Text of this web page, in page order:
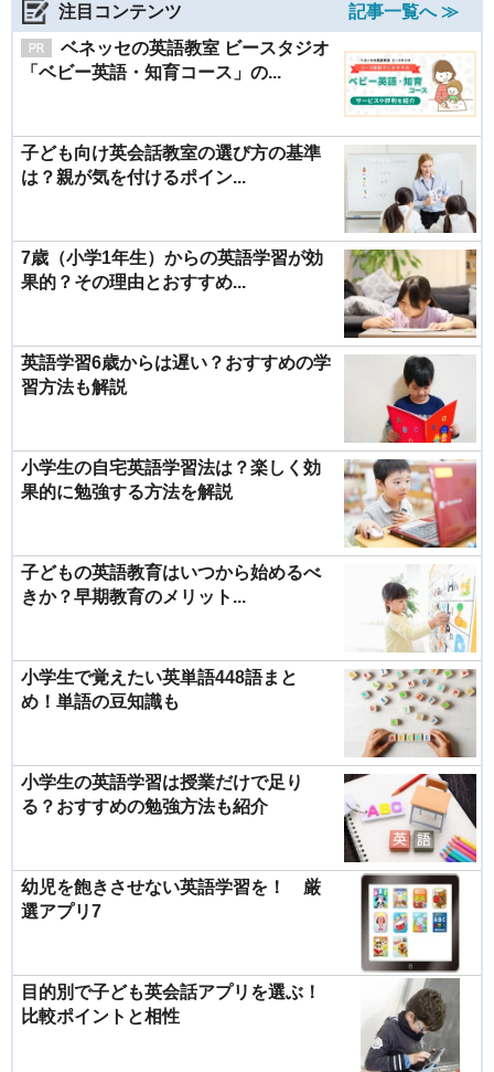
注目コンテンツ
記事一覧へ ≫
ベネッセの英語教室 ビースタジオ
「ベビー英語・知育コース」の...
子ども向け英会話教室の選び方の基準
は？親が気を付けるポイン...
7歳（小学1年生）からの英語学習が効
果的？その理由とおすすめ...
英語学習6歳からは遅い？おすすめの学
習方法も解説
小学生の自宅英語学習法は？楽しく効
果的に勉強する方法を解説
子どもの英語教育はいつから始めるべ
きか？早期教育のメリット...
小学生で覚えたい英単語448語まと
め！単語の豆知識も
小学生の英語学習は授業だけで足り
る？おすすめの勉強方法も紹介
幼児を飽きさせない英語学習を！ 厳
選アプリ7
目的別で子ども英会話アプリを選ぶ！
比較ポイントと相性